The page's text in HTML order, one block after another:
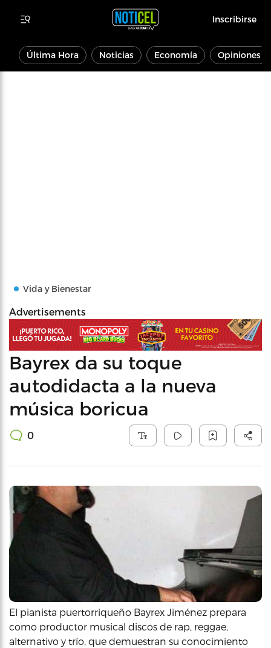
Inscribirse
Última Hora Noticias Economía Opiniones
Vida y Bienestar
Advertisements
Bayrex da su toque
autodidacta a la nueva
música boricua
0
El pianista puertorriqueño Bayrex Jiménez prepara
como productor musical discos de rap, reggae,
alternativo y trío, que demuestran su conocimiento